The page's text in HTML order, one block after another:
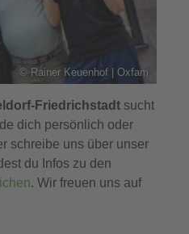
© Rainer Keuenhof | Oxfam
Friedrichstadt sucht
dich persönlich oder
schreibe uns über unser
du Infos zu den
. Wir freuen uns auf